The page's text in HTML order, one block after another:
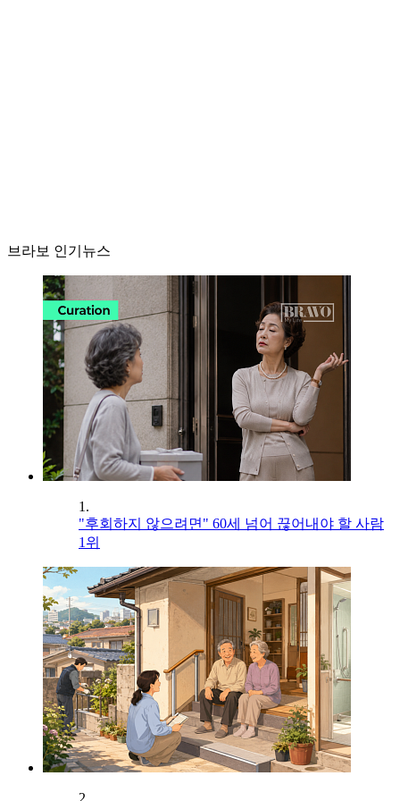
브라보 인기뉴스
1.
"후회하지 않으려면" 60세 넘어 끊어내야 할 사람
1위